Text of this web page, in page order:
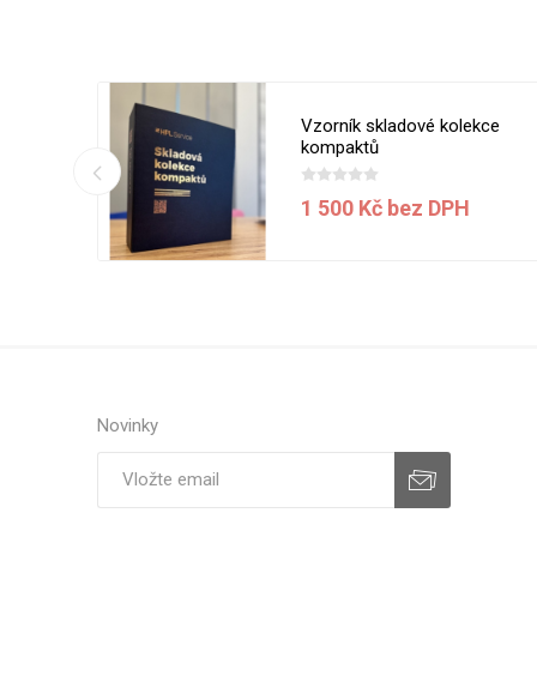
Vzorník skladové kolekce
kompaktů
1 500 Kč bez DPH
Novinky